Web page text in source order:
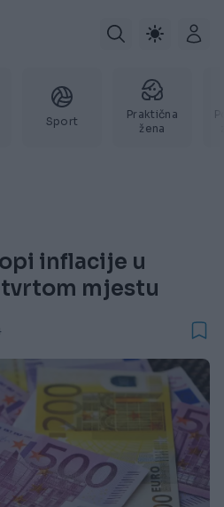
Sport
Praktična
žena
inflacije u
mjestu